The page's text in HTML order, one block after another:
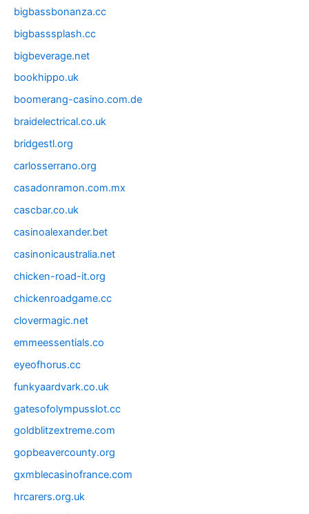
bigbassbonanza.cc
bigbasssplash.cc
bigbeverage.net
bookhippo.uk
boomerang-casino.com.de
braidelectrical.co.uk
bridgestl.org
carlosserrano.org
casadonramon.com.mx
cascbar.co.uk
casinoalexander.bet
casinonicaustralia.net
chicken-road-it.org
chickenroadgame.cc
clovermagic.net
emmeessentials.co
eyeofhorus.cc
funkyaardvark.co.uk
gatesofolympusslot.cc
goldblitzextreme.com
gopbeavercounty.org
gxmblecasinofrance.com
hrcarers.org.uk